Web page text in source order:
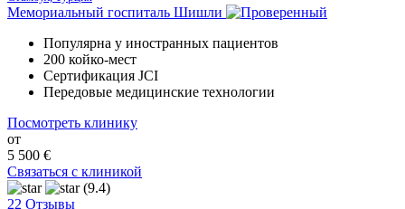
Мемориальный госпиталь Шишли
Популярна у иностранных пациентов
200 койко-мест
Сертификация JCI
Передовые медицинские технологии
Посмотреть клинику
от
5 500 €
Связаться с клиникой
(9.4)
22 Отзывы